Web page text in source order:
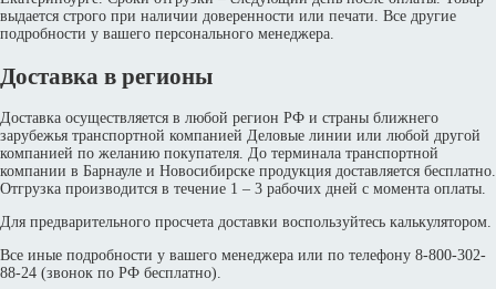
выдается строго при наличии доверенности или печати. Все другие
подробности у вашего персонального менеджера.
Доставка в регионы
Доставка осуществляется в любой регион РФ и страны ближнего
зарубежья транспортной компанией Деловые линии или любой другой
компанией по желанию покупателя. До терминала транспортной
компании в Барнауле и Новосибирске продукция доставляется бесплатно.
Отгрузка производится в течение 1 – 3 рабочих дней с момента оплаты.
Для предварительного просчета доставки воспользуйтесь калькулятором.
Все иные подробности у вашего менеджера или по телефону 8-800-302-
88-24 (звонок по РФ бесплатно).